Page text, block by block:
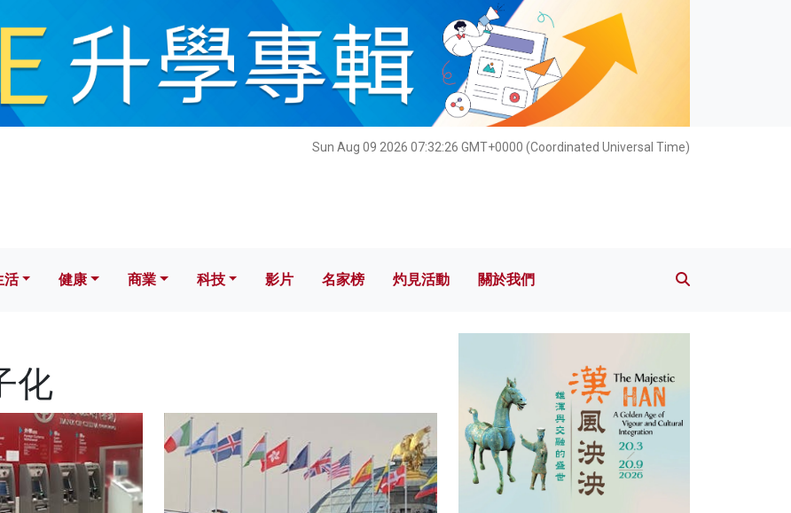
Sun Aug 09 2026 07:32:27 GMT+0000 (Coordinated Universal Time)
健康 科技 影片 名家榜 灼見活動 關於我們
活 健康 商業 科技 影片 名家榜 灼見活動 關於我們
化